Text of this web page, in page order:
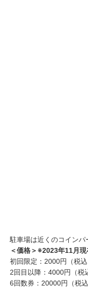
駐車場は近くのコインパ
＜価格＞※2023年11月現
初回限定：2000円（税込
2回目以降：4000円（税
6回数券：20000円（税込